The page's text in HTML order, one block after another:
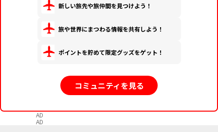
新しい旅先や旅仲間を見つけよう！
旅や世界にまつわる情報を共有しよう！
ポイントを貯めて限定グッズをゲット！
コミュニティを見る
AD
AD